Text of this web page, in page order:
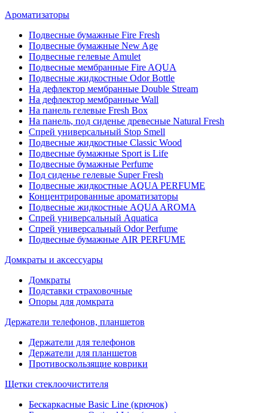
Ароматизаторы
Подвесные бумажные Fire Fresh
Подвесные бумажные New Age
Подвесные гелевые Amulet
Подвесные мембранные Fire AQUA
Подвесные жидкостные Odor Bottle
На дефлектор мембранные Double Stream
На дефлектор мембранные Wall
На панель гелевые Fresh Box
На панель, под сиденье древесные Natural Fresh
Спрей универсальный Stop Smell
Подвесные жидкостные Classic Wood
Подвесные бумажные Sport is Life
Подвесные бумажные Perfume
Под сиденье гелевые Super Fresh
Подвесные жидкостные AQUA PERFUME
Концентрированные ароматизаторы
Подвесные жидкостные AQUA AROMA
Спрей универсальный Aquatica
Спрей универсальный Odor Perfume
Подвесные бумажные AIR PERFUME
Домкраты и аксессуары
Домкраты
Подставки страховочные
Опоры для домкрата
Держатели телефонов, планшетов
Держатели для телефонов
Держатели для планшетов
Противоскользящие коврики
Щетки стеклоочистителя
Бескаркасные Basic Line (крючок)